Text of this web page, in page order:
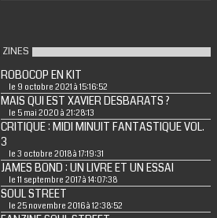
ZINES
ROBOCOP EN KIT
le 9 octobre 2021 à 15:16:52
MAIS QUI EST XAVIER DESBARATS ?
le 5 mai 2020 à 21:28:13
CRITIQUE : MIDI MINUIT FANTASTIQUE VOL.
3
le 3 octobre 2018 à 17:19:31
JAMES BOND : UN LIVRE ET UN ESSAI
le 11 septembre 2017 à 14:07:38
SOUL STREET
le 25 novembre 2016 à 12:38:52